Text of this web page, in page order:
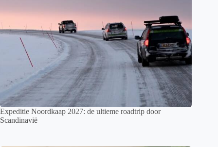
Expeditie Noordkaap 2027: de ultieme roadtrip door
Scandinavië